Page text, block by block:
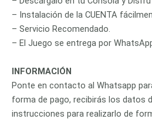
– Instalación de la CUENTA
– Servicio Recomendado.
– El Juego se entrega por
INFORMACIÓN
Ponte en contacto al Whatsapp
forma de pago, recibirás los datos
instrucciones para realizarlo de